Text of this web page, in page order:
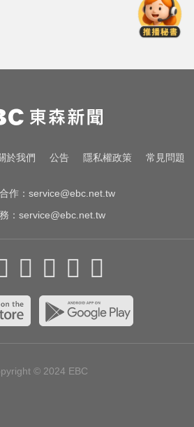
才
突
於我們 公告 隱私權政策 常見問題
作： service@ebc.net.tw
： service@ebc.net.tw
© 2024 EBC